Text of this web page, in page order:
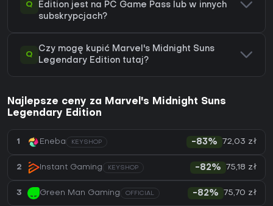
Q
Edition jest na PC Game Pass lub w innych
subskrypcjach?
Q
Czy mogę kupić Marvel's Midnight Suns
Legendary Edition tutaj?
Najlepsze ceny za Marvel's Midnight Suns
Legendary Edition
1 Eneba KEYSHOP -83% 72,03 zł
2 Instant Gaming KEYSHOP -82% 75,18 zł
3 Green Man Gaming OFFICIAL -82% 75,70 zł